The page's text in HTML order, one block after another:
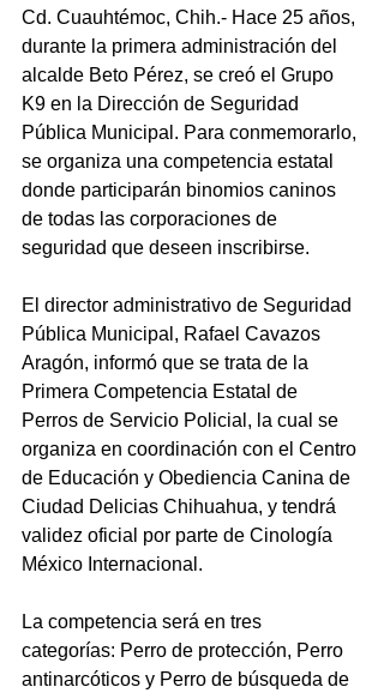
Cd. Cuauhtémoc, Chih.- Hace 25 años,
durante la primera administración del
alcalde Beto Pérez, se creó el Grupo
K9 en la Dirección de Seguridad
Pública Municipal. Para conmemorarlo,
se organiza una competencia estatal
donde participarán binomios caninos
de todas las corporaciones de
seguridad que deseen inscribirse.
El director administrativo de Seguridad
Pública Municipal, Rafael Cavazos
Aragón, informó que se trata de la
Primera Competencia Estatal de
Perros de Servicio Policial, la cual se
organiza en coordinación con el Centro
de Educación y Obediencia Canina de
Ciudad Delicias Chihuahua, y tendrá
validez oficial por parte de Cinología
México Internacional.
La competencia será en tres
categorías: Perro de protección, Perro
antinarcóticos y Perro de búsqueda de